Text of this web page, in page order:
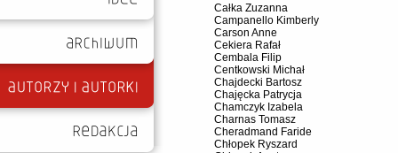
Całka Zuzanna
Campanello Kimberly
Carson Anne
Cekiera Rafał
Cembala Filip
Centkowski Michał
Chajdecki Bartosz
Chajęcka Patrycja
Chamczyk Izabela
Charnas Tomasz
Cheradmand Faride
Chłopek Ryszard